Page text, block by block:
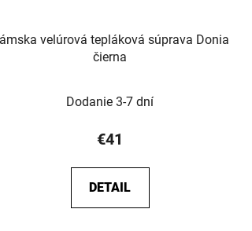
velúrová tepláková súprava Donia
čierna
Dodanie 3-7 dní
€41
DETAIL